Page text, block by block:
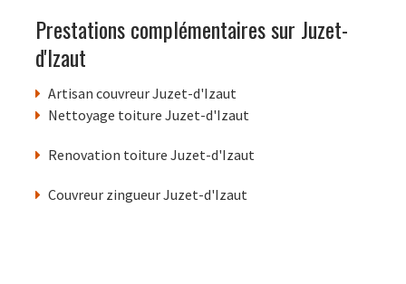
Prestations complémentaires sur Juzet-
d'Izaut
Artisan couvreur Juzet-d'Izaut
Nettoyage toiture Juzet-d'Izaut
Renovation toiture Juzet-d'Izaut
Couvreur zingueur Juzet-d'Izaut